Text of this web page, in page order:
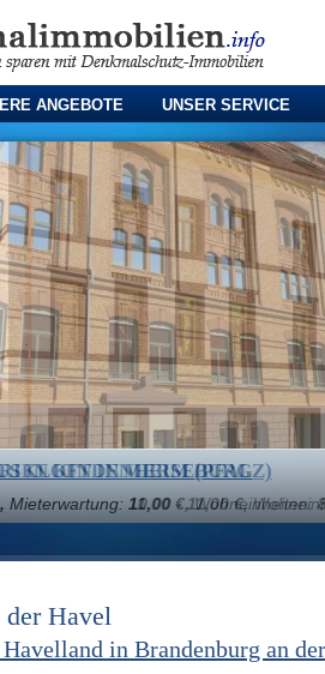
ANGEBOTE UNSER SERVICE
IN MERSEBURG
Mieterwartung: 10,00 - 11,00 €,
der Havel
in Brandenburg an